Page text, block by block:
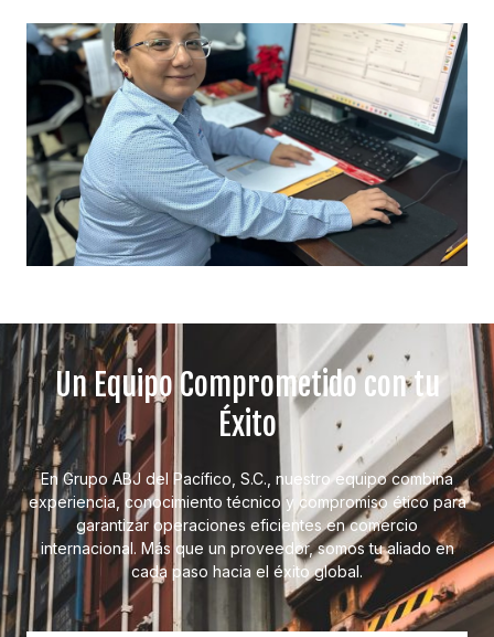
Un Equipo Comprometido con tu
Éxito
En Grupo ABJ del Pacífico, S.C., nuestro equipo combina
experiencia, conocimiento técnico y compromiso ético para
garantizar operaciones eficientes en comercio
internacional. Más que un proveedor, somos tu aliado en
cada paso hacia el éxito global.